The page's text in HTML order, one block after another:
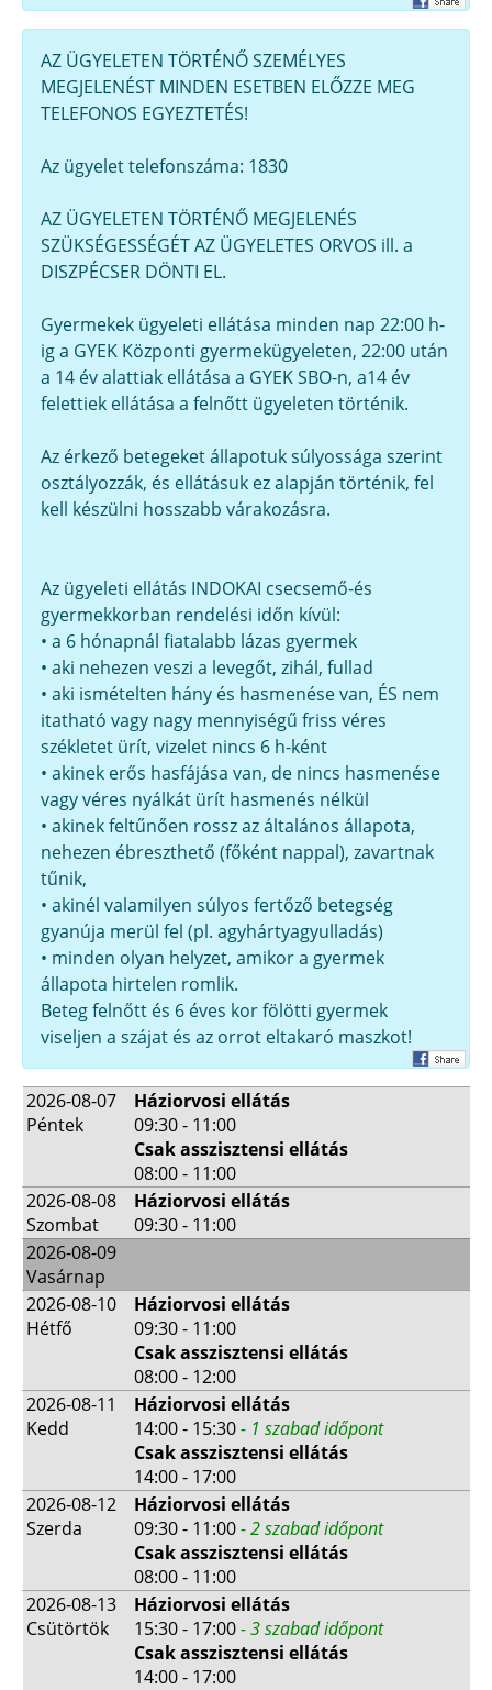
AZ ÜGYELETEN TÖRTÉNŐ SZEMÉLYES
MEGJELENÉST MINDEN ESETBEN ELŐZZE MEG
TELEFONOS EGYEZTETÉS!
Az ügyelet telefonszáma: 1830
AZ ÜGYELETEN TÖRTÉNŐ MEGJELENÉS
SZÜKSÉGESSÉGÉT AZ ÜGYELETES ORVOS ill. a
DISZPÉCSER DÖNTI EL.
Gyermekek ügyeleti ellátása minden nap 22:00 h-
ig a GYEK Központi gyermekügyeleten, 22:00 után
a 14 év alattiak ellátása a GYEK SBO-n, a14 év
felettiek ellátása a felnőtt ügyeleten történik.
Az érkező betegeket állapotuk súlyossága szerint
osztályozzák, és ellátásuk ez alapján történik, fel
kell készülni hosszabb várakozásra.
Az ügyeleti ellátás INDOKAI csecsemő-és
gyermekkorban rendelési időn kívül:
• a 6 hónapnál fiatalabb lázas gyermek
• aki nehezen veszi a levegőt, zihál, fullad
• aki ismételten hány és hasmenése van, ÉS nem
itatható vagy nagy mennyiségű friss véres
székletet ürít, vizelet nincs 6 h-ként
• akinek erős hasfájása van, de nincs hasmenése
vagy véres nyálkát ürít hasmenés nélkül
• akinek feltűnően rossz az általános állapota,
nehezen ébreszthető (főként nappal), zavartnak
tűnik,
• akinél valamilyen súlyos fertőző betegség
gyanúja merül fel (pl. agyhártyagyulladás)
• minden olyan helyzet, amikor a gyermek
állapota hirtelen romlik.
Beteg felnőtt és 6 éves kor fölötti gyermek
viseljen a szájat és az orrot eltakaró maszkot!
2026-08-07
Péntek
Háziorvosi ellátás
09:30 - 11:00
Csak asszisztensi ellátás
08:00 - 11:00
2026-08-08
Szombat
Háziorvosi ellátás
09:30 - 11:00
2026-08-09
Vasárnap
2026-08-10
Hétfő
Háziorvosi ellátás
09:30 - 11:00
Csak asszisztensi ellátás
08:00 - 12:00
2026-08-11
Kedd
Háziorvosi ellátás
14:00 - 15:30- 1 szabad időpont
Csak asszisztensi ellátás
14:00 - 17:00
2026-08-12
Szerda
Háziorvosi ellátás
09:30 - 11:00- 2 szabad időpont
Csak asszisztensi ellátás
08:00 - 11:00
2026-08-13
Csütörtök
Háziorvosi ellátás
15:30 - 17:00- 3 szabad időpont
Csak asszisztensi ellátás
14:00 - 17:00